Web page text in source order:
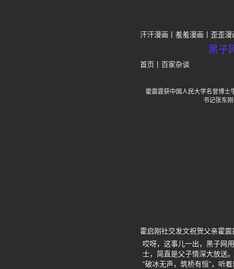
汗汗漫画 羞羞漫画 歪歪漫
黑子
首页 百家杂谈
霍震霆获中国人民大学名誉博士
书记张东
霍启刚社交发文祝贺父亲霍
哎呀，这事儿一出，黑子网
士，简直是父子情深大放送
“破冰无声，筑桥有恒”，听